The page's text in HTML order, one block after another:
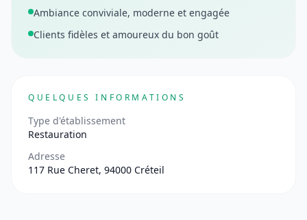
Ambiance conviviale, moderne et engagée
Clients fidèles et amoureux du bon goût
QUELQUES INFORMATIONS
Type d'établissement
Restauration
Adresse
117 Rue Cheret, 94000 Créteil